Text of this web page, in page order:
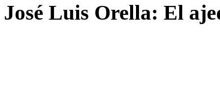
José Luis Orella: El